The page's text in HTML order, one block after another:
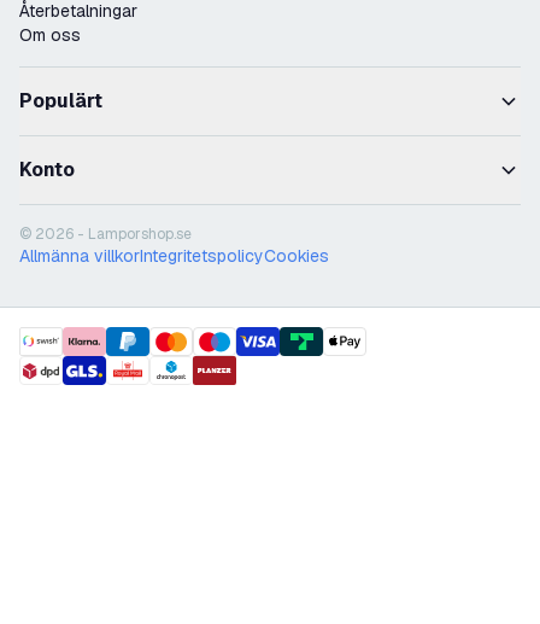
Återbetalningar
Om oss
Populärt
Konto
© 2026 - Lamporshop.se
Allmänna villkorIntegritetspolicyCookies
payment methods
shipment methods